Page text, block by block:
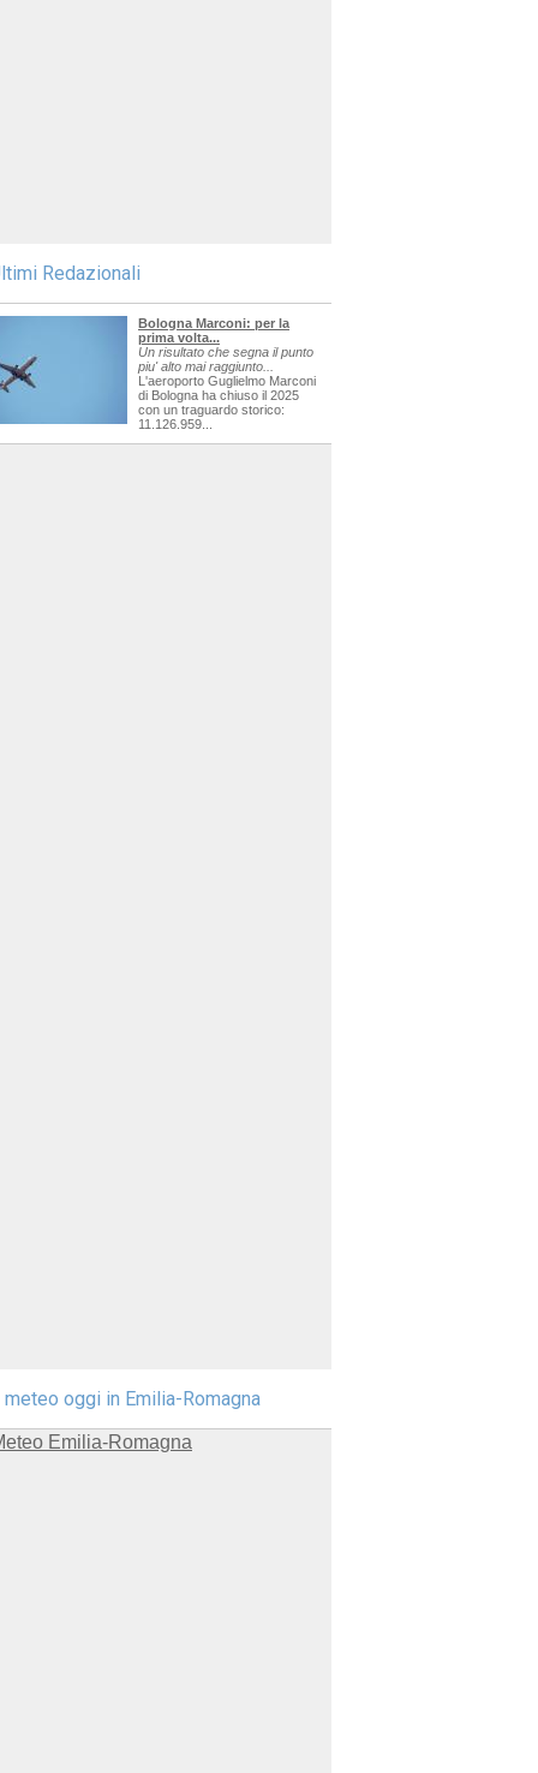
Redazionali
Bologna Marconi: per la
prima volta...
Un risultato che segna il punto
piu' alto mai raggiunto...
L'aeroporto Guglielmo Marconi
di Bologna ha chiuso il 2025
con un traguardo storico:
11.126.959...
meteo oggi in Emilia-Romagna